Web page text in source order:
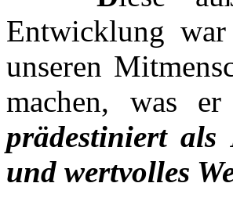
Entwicklung
unseren
machen, was
prädestiniert als
und wertvolles